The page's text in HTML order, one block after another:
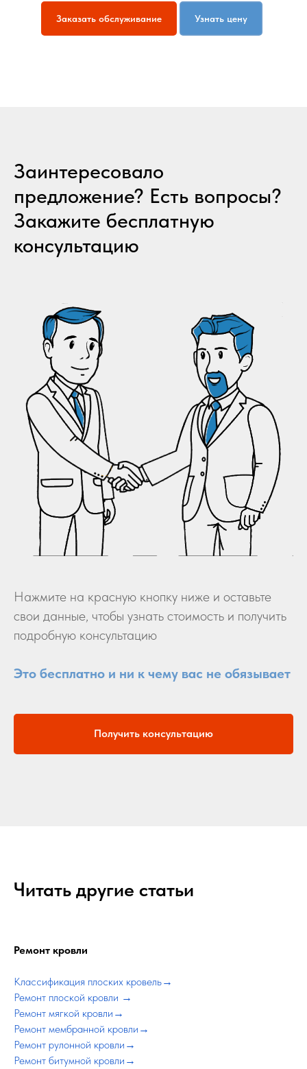
Заказать обслуживание Узнать цену
Заинтересовало
предложение? Есть вопросы?
Закажите бесплатную
консультацию
Нажмите на красную кнопку ниже и оставьте
свои данные, чтобы узнать стоимость и получить
подробную консультацию
Это бесплатно и ни к чему вас не обязывает
Получить консультацию
Читать другие статьи
Ремонт кровли
Классификация плоских кровель→
Ремонт плоской кровли →
Ремонт мягкой кровли→
Ремонт мембранной кровли→
Ремонт рулонной кровли→
Ремонт битумной кровли→